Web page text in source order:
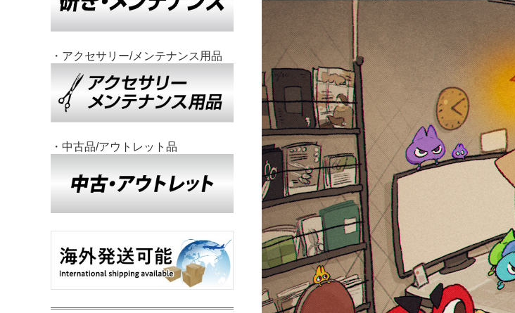
・アクセサリー/メンテナンス用品
・中古品/アウトレット品